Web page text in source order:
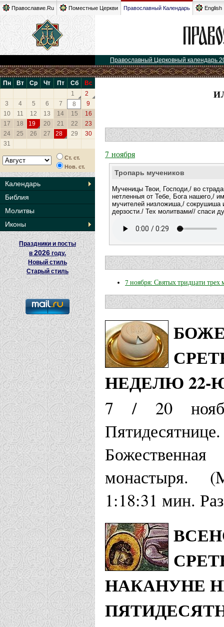
Православие.Ru Поместные Церкви Православный Календарь English
Православный Церковный календарь
Пн Вт Ср Чт Пт Сб
Вс
1
2
3
4 5 6 7 8
9
10
11 12 13 14 15
16
17
18 19 20 21 22
23
24
25 26 27 28 29
30
31
Ст. ст.
Нов. ст.
Календарь
Библия
Молитвы
Иконы
Праздники и посты
в2026 году.
Новый стиль
Старый стиль
7 ноября
Тропарь мучеников
Мученицы Твои, Господи,/ во
нетленныя от Тебе, Бога нашего,/
мучителей низложиша,/
дерзости./ Тех молитвами// спаси
7 ноября: Святых тридцати
НЕДЕЛЮ 22-
7 / 20
монастыря.
1:18:31 мин.
НАКАНУНЕ